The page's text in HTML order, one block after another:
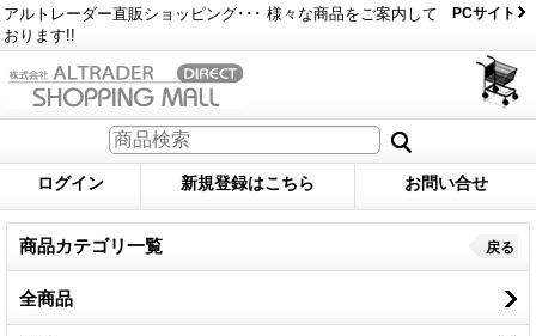
アルトレーダー直販ショッピング･･･ 様々な商品をご案内して
おります!!
PCサイト
ログイン 新規登録はこちら お問い合せ
商品カテゴリ一覧 戻る
全商品